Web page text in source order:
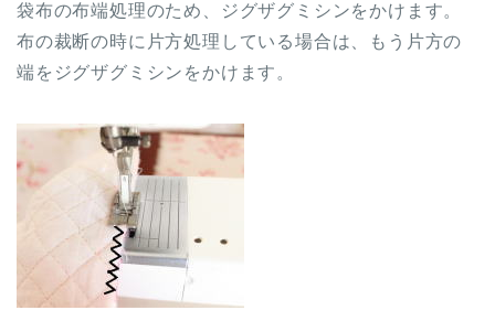
袋布の布端処理のため、ジグザグミシンをかけます。
布の裁断の時に片方処理している場合は、もう片方の
端をジグザグミシンをかけます。